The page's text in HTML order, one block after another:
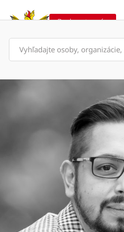
Podporte nás